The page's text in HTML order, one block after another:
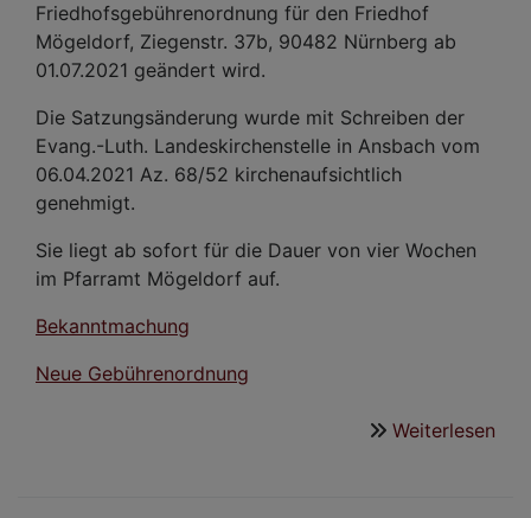
Friedhofsgebührenordnung für den Friedhof
Mögeldorf, Ziegenstr. 37b, 90482 Nürnberg ab
01.07.2021 geändert wird.
Die Satzungsänderung wurde mit Schreiben der
Evang.-Luth. Landeskirchenstelle in Ansbach vom
06.04.2021 Az. 68/52 kirchenaufsichtlich
genehmigt.
Sie liegt ab sofort für die Dauer von vier Wochen
im Pfarramt Mögeldorf auf.
Bekanntmachung
Neue Gebührenordnung
Weiterlesen